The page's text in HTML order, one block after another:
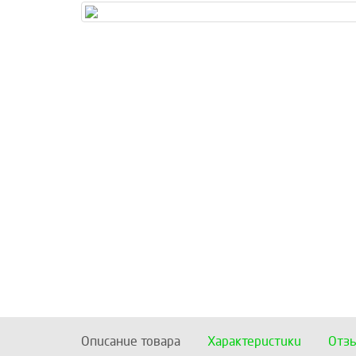
Описание товара Характеристики